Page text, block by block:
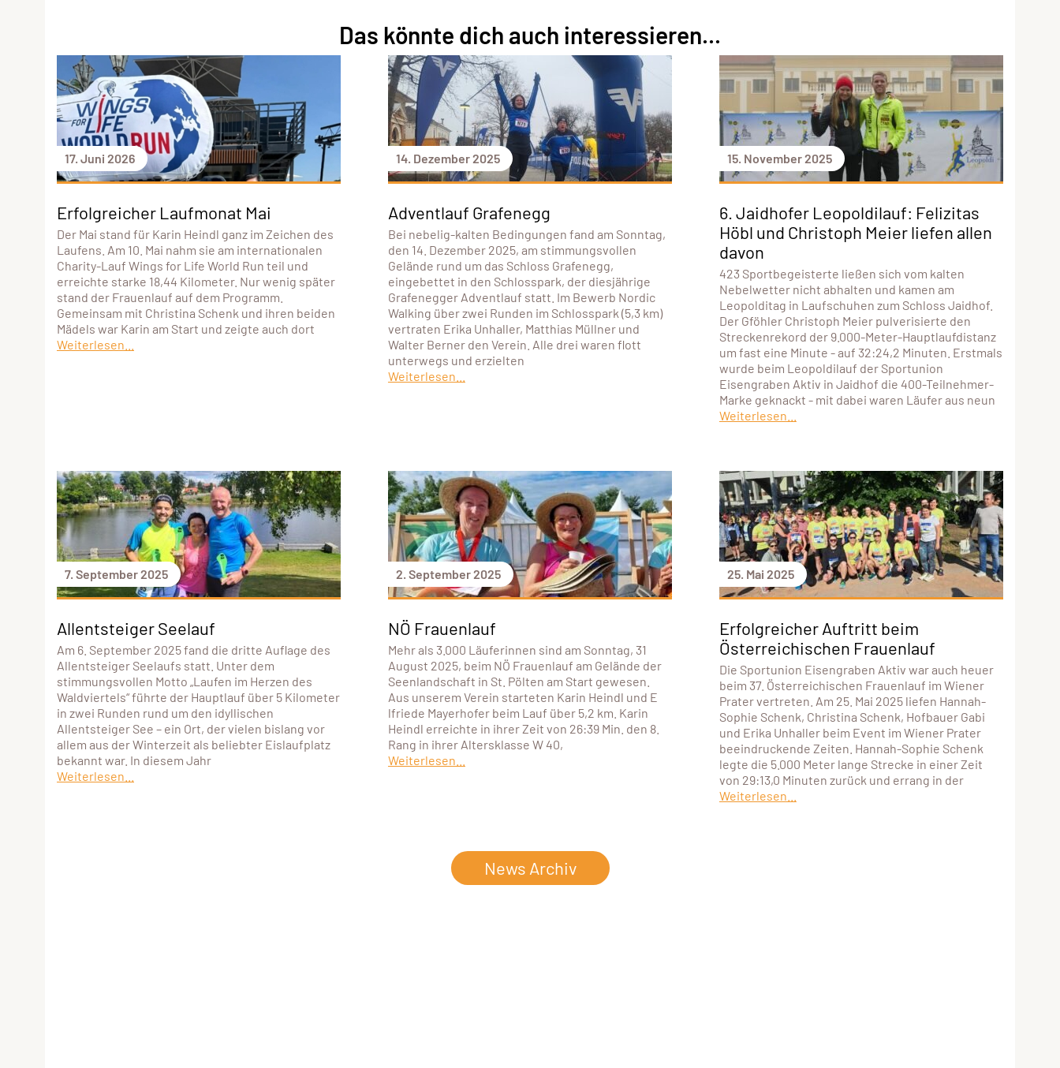
Das könnte dich auch interessieren...
17. Juni 2026
Erfolgreicher Laufmonat Mai
Der Mai stand für Karin Heindl ganz im Zeichen des
Laufens. Am 10. Mai nahm sie am internationalen
Charity-Lauf Wings for Life World Run teil und
erreichte starke 18,44 Kilometer. Nur wenig später
stand der Frauenlauf auf dem Programm.
Gemeinsam mit Christina Schenk und ihren beiden
Mädels war Karin am Start und zeigte auch dort
Weiterlesen...
14. Dezember 2025
Adventlauf Grafenegg
Bei nebelig-kalten Bedingungen fand am Sonntag,
den 14. Dezember 2025, am stimmungsvollen
Gelände rund um das Schloss Grafenegg,
eingebettet in den Schlosspark, der diesjährige
Grafenegger Adventlauf statt. Im Bewerb Nordic
Walking über zwei Runden im Schlosspark (5,3 km)
vertraten Erika Unhaller, Matthias Müllner und
Walter Berner den Verein. Alle drei waren flott
unterwegs und erzielten
Weiterlesen...
15. November 2025
6. Jaidhofer Leopoldilauf: Felizitas
Höbl und Christoph Meier liefen allen
davon
423 Sportbegeisterte ließen sich vom kalten
Nebelwetter nicht abhalten und kamen am
Leopolditag in Laufschuhen zum Schloss Jaidhof.
Der Gföhler Christoph Meier pulverisierte den
Streckenrekord der 9.000-Meter-Hauptlaufdistanz
um fast eine Minute - auf 32:24,2 Minuten. Erstmals
wurde beim Leopoldilauf der Sportunion
Eisengraben Aktiv in Jaidhof die 400-Teilnehmer-
Marke geknackt - mit dabei waren Läufer aus neun
Weiterlesen...
7. September 2025
Allentsteiger Seelauf
Am 6. September 2025 fand die dritte Auflage des
Allentsteiger Seelaufs statt. Unter dem
stimmungsvollen Motto „Laufen im Herzen des
Waldviertels“ führte der Hauptlauf über 5 Kilometer
in zwei Runden rund um den idyllischen
Allentsteiger See – ein Ort, der vielen bislang vor
allem aus der Winterzeit als beliebter Eislaufplatz
bekannt war. In diesem Jahr
Weiterlesen...
2. September 2025
NÖ Frauenlauf
Mehr als 3.000 Läuferinnen sind am Sonntag, 31
August 2025, beim NÖ Frauenlauf am Gelände der
Seenlandschaft in St. Pölten am Start gewesen.
Aus unserem Verein starteten Karin Heindl und E
lfriede Mayerhofer beim Lauf über 5,2 km. Karin
Heindl erreichte in ihrer Zeit von 26:39 Min. den 8.
Rang in ihrer Altersklasse W 40,
Weiterlesen...
25. Mai 2025
Erfolgreicher Auftritt beim
Österreichischen Frauenlauf
Die Sportunion Eisengraben Aktiv war auch heuer
beim 37. Österreichischen Frauenlauf im Wiener
Prater vertreten. Am 25. Mai 2025 liefen Hannah-
Sophie Schenk, Christina Schenk, Hofbauer Gabi
und Erika Unhaller beim Event im Wiener Prater
beeindruckende Zeiten. Hannah-Sophie Schenk
legte die 5.000 Meter lange Strecke in einer Zeit
von 29:13,0 Minuten zurück und errang in der
Weiterlesen...
News Archiv